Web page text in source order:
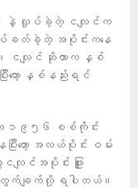
နဲ့ လှုပ်ခဲ့တဲ့ ငလျင်က
ခတ်ခဲ့တဲ့ အပိုင်းကနေ
ငလျင် ဆိုတာက နှစ်
းတော့ နှစ်နည်းရင်
၁၉၅၆ စစ်ကိုင်း
းတော့ အလယ်ပိုင်း ဝမ်း
လျင်အပိုင်း ဖြူး
က်ချက်လို့ ရပါတယ်။